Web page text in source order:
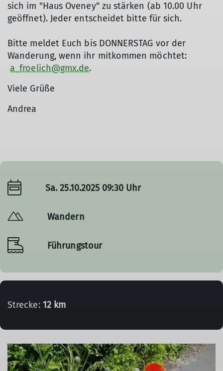
sich im "Haus Oveney" zu stärken (ab 10.00 Uhr
geöffnet). Jeder entscheidet bitte für sich.
Bitte meldet Euch bis DONNERSTAG vor der
Wanderung, wenn ihr mitkommen möchtet:
a_froelich@gmx.de.
Viele Grüße
Andrea
Sa. 25.10.2025 09:30 Uhr
Wandern
Führungstour
Strecke: 12 km